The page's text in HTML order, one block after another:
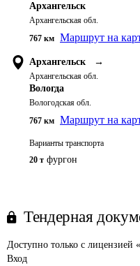
Архангельск
Архангельская обл.
767 км Маршрут на
Архангельск →
Архангельская обл.
Вологда
Вологодская обл.
767 км Маршрут на
Варианты транспорта
20 т фургон
Тендерная
Доступно только с лицензией
Вход